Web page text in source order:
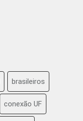
brasileiros
conexão UF